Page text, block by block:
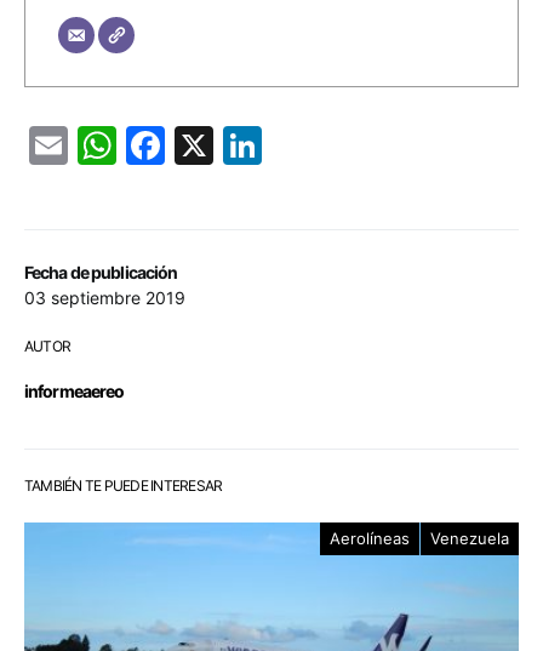
Fecha de publicación
03 septiembre 2019
AUTOR
informeaereo
EmailWhatsApp
Facebook
X
TAMBIÉN TE PUEDE INTERESAR
Aerolíneas Venezuela